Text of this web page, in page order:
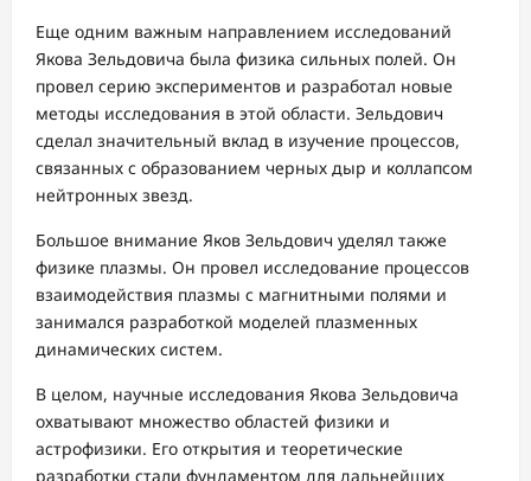
Еще одним важным направлением исследований
Якова Зельдовича была физика сильных полей. Он
провел серию экспериментов и разработал новые
методы исследования в этой области. Зельдович
сделал значительный вклад в изучение процессов,
связанных с образованием черных дыр и коллапсом
нейтронных звезд.
Большое внимание Яков Зельдович уделял также
физике плазмы. Он провел исследование процессов
взаимодействия плазмы с магнитными полями и
занимался разработкой моделей плазменных
динамических систем.
В целом, научные исследования Якова Зельдовича
охватывают множество областей физики и
астрофизики. Его открытия и теоретические
разработки стали фундаментом для дальнейших